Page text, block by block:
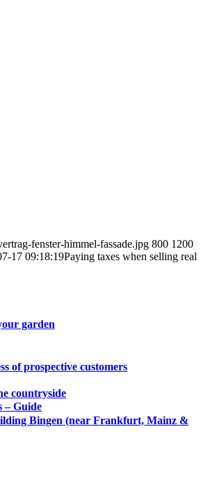
fenster-himmel-fassade.jpg 800 1200
17 09:18:19Paying taxes when selling real
garden
of prospective customers
countryside
– Guide
Bingen (near Frankfurt, Mainz &